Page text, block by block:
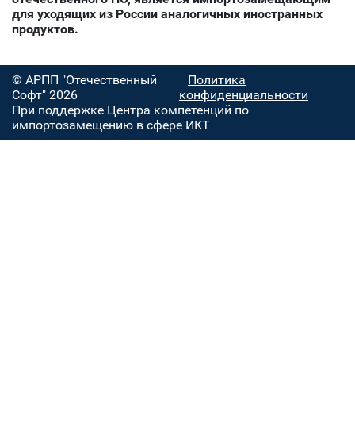
для уходящих из России аналогичных иностранных
продуктов.
© АРПП "Отечественный
Софт" 2026
Политика
конфиденциальности
При поддержке Центра компетенций по
импортозамещению в сфере ИКТ